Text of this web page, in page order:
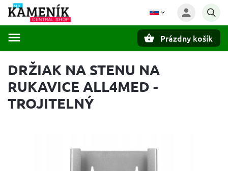
Prázdny košík
DRŽIAK NA STENU NA
RUKAVICE ALL4MED -
TROJITELNÝ